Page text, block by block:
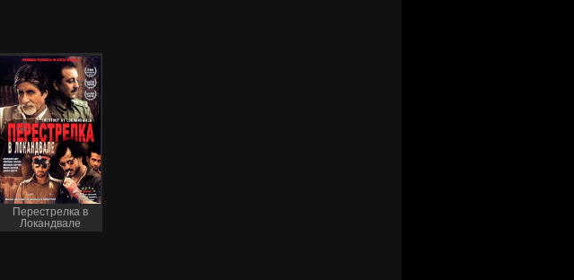
Перестрелка в
Локандвале